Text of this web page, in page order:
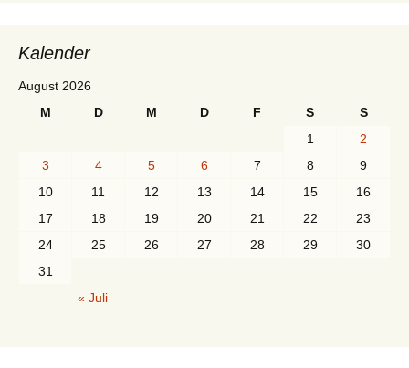
Kalender
August 2026
M
D M D F S
S
1
2
3
4 5 6 7 8
9
10
11 12 13 14 15
16
17
18 19 20 21 22
23
24
25 26 27 28 29
30
31
« Juli